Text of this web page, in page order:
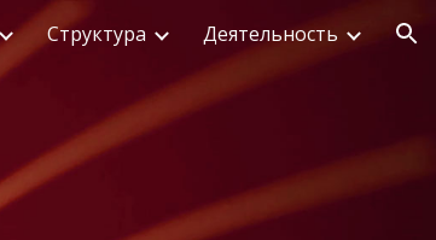
Структура Деятельность